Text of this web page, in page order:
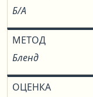
Б/А
МЕТОД
Бленд
ОЦЕНКА